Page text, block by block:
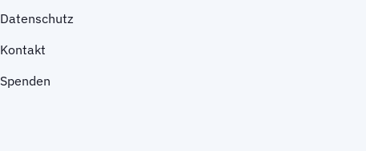
Datenschutz
Kontakt
Spenden